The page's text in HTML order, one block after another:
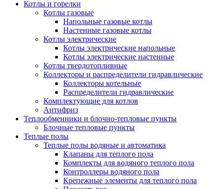
Котлы и горелки
Котлы газовые
Напольные газовые котлы
Настенные газовые котлы
Котлы электрические
Котлы электрические напольные
Котлы электрические настенные
Котлы твердотопливные
Коллекторы и распределители гидравлические
Коллекторы котельные
Распределители гидравлические
Комплектующие для котлов
Антифриз
Теплообменники и блочно-тепловые пункты
Блочные тепловые пункты
Теплые полы
Теплые полы водяные и автоматика
Клапаны для теплого пола
Комплекты для водяного теплого пола
Контроллеры водяного пола
Крепежные элементы для теплого пола